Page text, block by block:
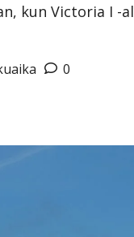
kun Victoria I -
0